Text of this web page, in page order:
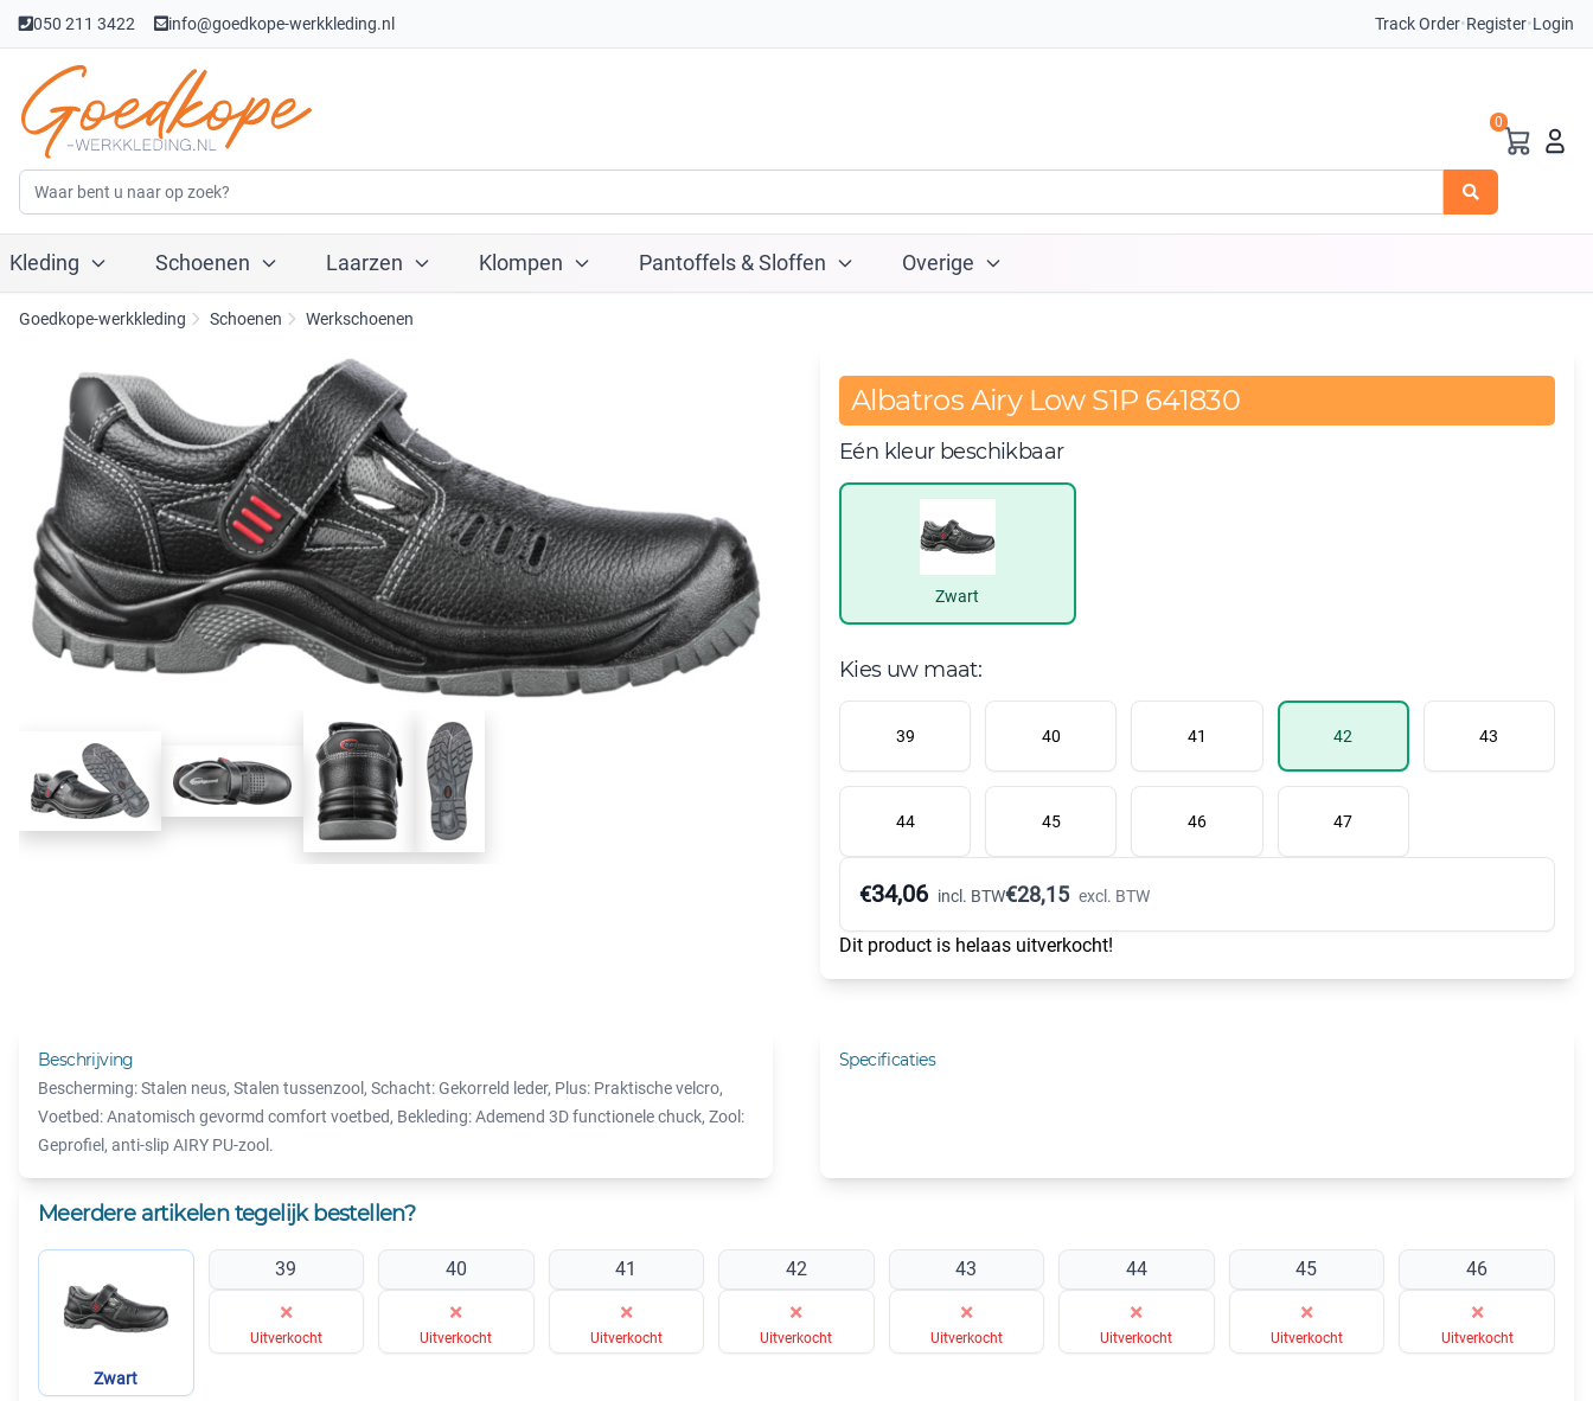
050 211 3422 info@goedkope-werkkleding.nl Track Order•Register•Login
0
Kleding Schoenen Laarzen Klompen Pantoffels & Sloffen Overige
Goedkope-werkkleding Schoenen Werkschoenen
Albatros Airy Low S1P 641830
Eén kleur beschikbaar
Zwart
Kies uw maat:
39 40 41 42 43
44 45 46 47
€34,06 incl. BTW€28,15 excl. BTW
Dit product is helaas uitverkocht!
Beschrijving
Bescherming: Stalen neus, Stalen tussenzool, Schacht: Gekorreld leder, Plus: Praktische velcro,
Voetbed: Anatomisch gevormd comfort voetbed, Bekleding: Ademend 3D functionele chuck, Zool:
Geprofiel, anti-slip AIRY PU-zool.
Specificaties
Meerdere artikelen tegelijk bestellen?
Zwart
39
×
Uitverkocht
40
×
Uitverkocht
41
×
Uitverkocht
42
×
Uitverkocht
43
×
Uitverkocht
44
×
Uitverkocht
45
×
Uitverkocht
46
×
Uitverkocht